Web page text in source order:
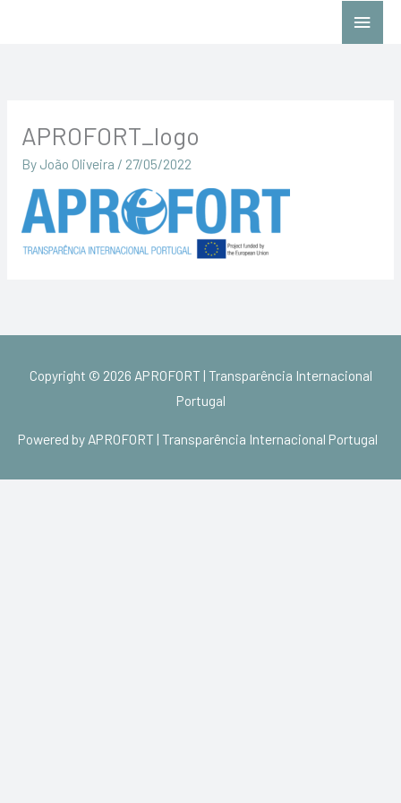
Main
APROFORT_logo
By João Oliveira / 27/05/2022
Copyright © 2026 APROFORT | Transparência Internacional
Portugal
Powered by APROFORT | Transparência Internacional Portugal